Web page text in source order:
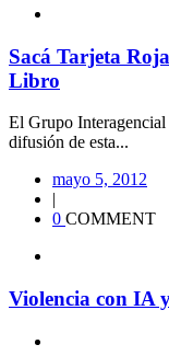
Sacá Tarjeta
Libro
El Grupo
difusión de esta...
mayo 5, 2012
|
0 COMMENT
Violencia con IA